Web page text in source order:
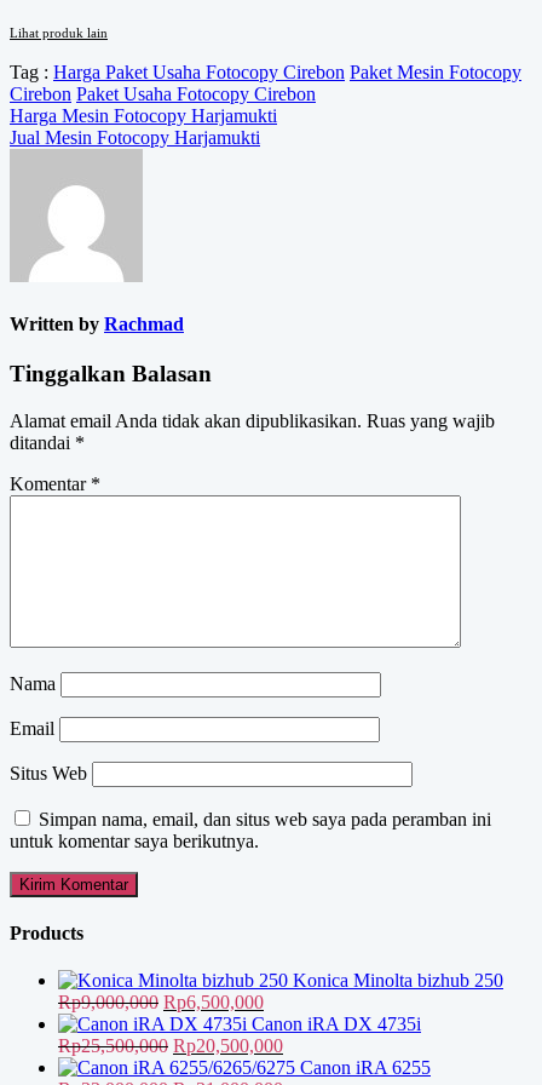
Lihat produk lain
Tag : Harga Paket Usaha Fotocopy Cirebon Paket Mesin Fotocopy
Cirebon Paket Usaha Fotocopy Cirebon
Navigasi
pos
Harga Mesin Fotocopy Harjamukti
Jual Mesin Fotocopy Harjamukti
Written by Rachmad
Tinggalkan Balasan
Alamat email Anda tidak akan dipublikasikan. Ruas yang wajib
ditandai *
Komentar *
Nama
Email
Situs Web
Simpan nama, email, dan situs web saya pada peramban ini
untuk komentar saya berikutnya.
Products
Konica Minolta bizhub 250
Rp9,000,000 Harga
aslinya
adalah:
Rp9,000,000.
Rp6,500,000Harga
saat
ini
adalah:
Canon iRA DX 4735i
Rp25,500,000 Harga
aslinya
Rp20,500,000Harga
saatCanon iRA 6255